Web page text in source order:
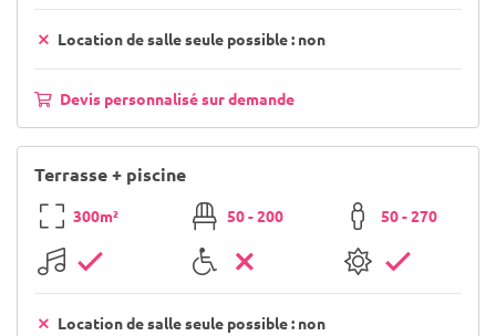
Location de salle seule possible : non
Devis personnalisé sur demande
Terrasse + piscine
300m² 50 - 200 50 - 270
Location de salle seule possible : non